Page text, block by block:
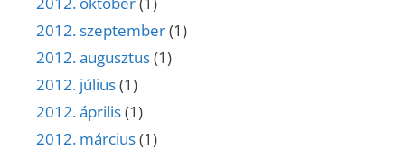
2012. szeptember(1)
2012. augusztus(1)
2012. július(1)
2012. április(1)
2012. március(1)